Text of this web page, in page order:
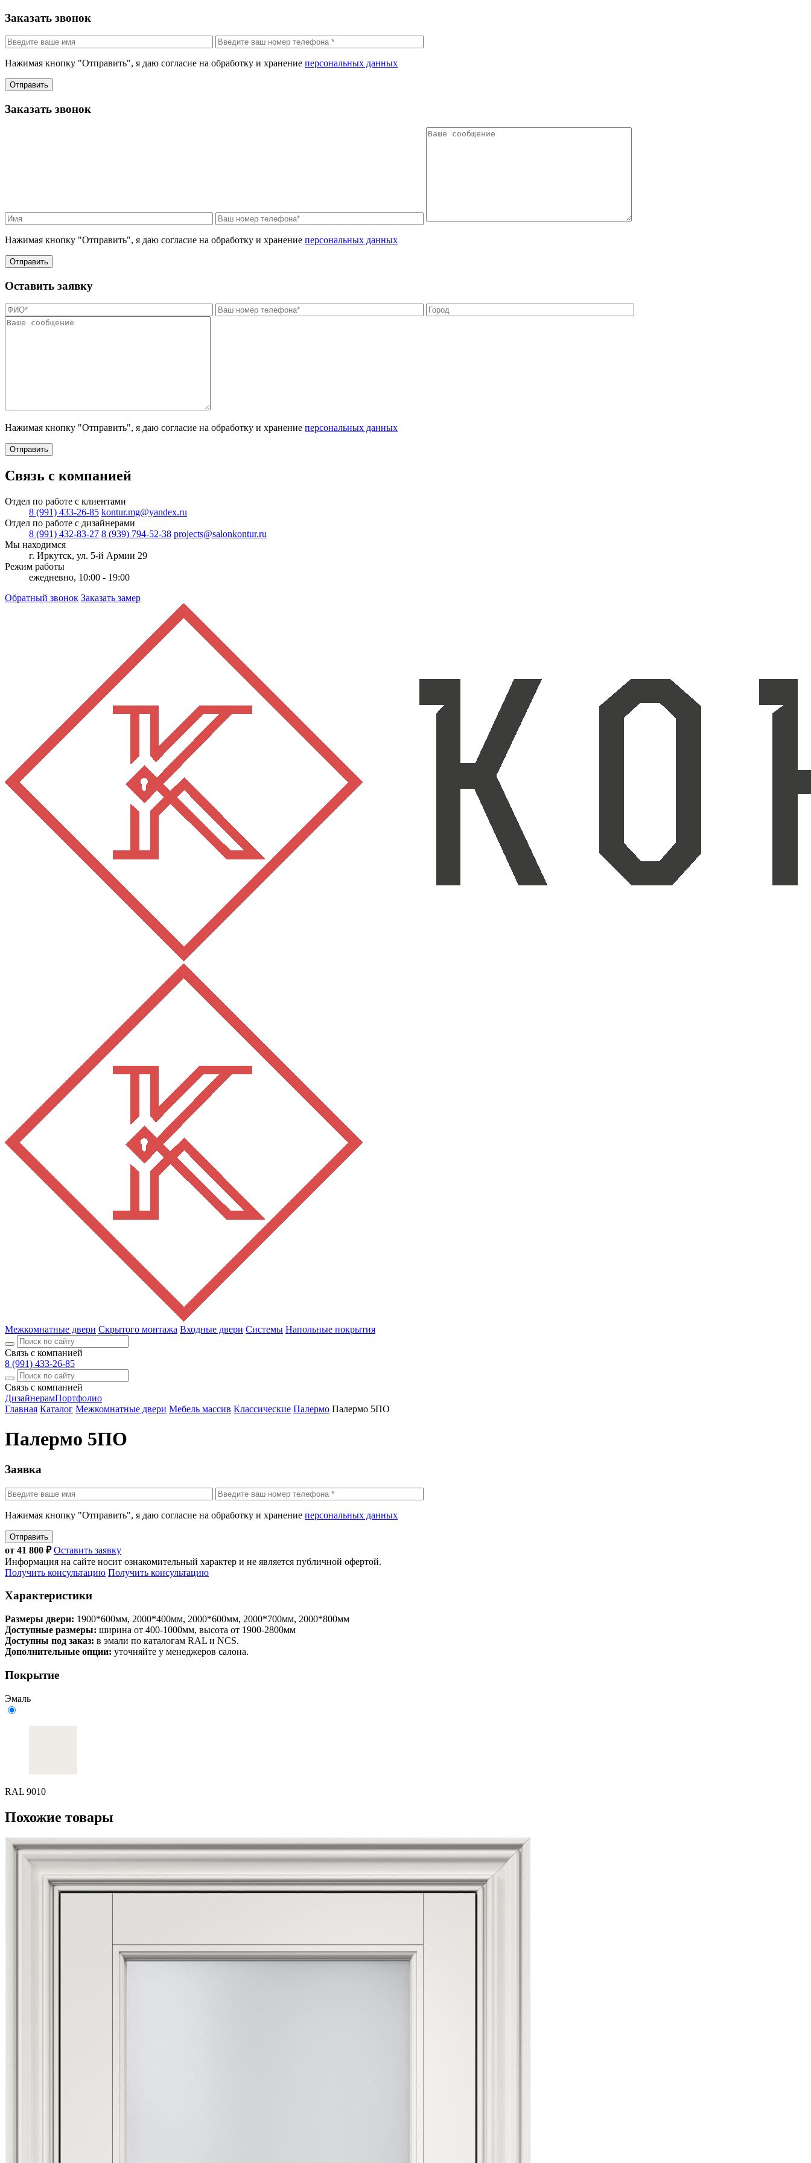
Заказать звонок
Нажимая кнопку "Отправить", я даю согласие на обработку и хранение персональных данных
Отправить
Заказать звонок
Нажимая кнопку "Отправить", я даю согласие на обработку и хранение персональных данных
Отправить
Оставить заявку
Нажимая кнопку "Отправить", я даю согласие на обработку и хранение персональных данных
Отправить
Связь с компанией
Отдел по работе с клиентами
8 (991) 433-26-85 kontur.mg@yandex.ru
Отдел по работе с дизайнерами
8 (991) 432-83-27 8 (939) 794-52-38 projects@salonkontur.ru
Мы находимся
г. Иркутск, ул. 5-й Армии 29
Режим работы
ежедневно, 10:00 - 19:00
Обратный звонок Заказать замер
Межкомнатные двери Скрытого монтажа Входные двери Системы Напольные покрытия
Связь с компанией
8 (991) 433-26-85
Связь с компанией
ДизайнерамПортфолио
Главная Каталог Межкомнатные двери Мебель массив Классические Палермо Палермо 5ПО
Палермо 5ПО
Заявка
Нажимая кнопку "Отправить", я даю согласие на обработку и хранение персональных данных
Отправить
от 41 800 ₽Оставить заявку
Информация на сайте носит ознакомительный характер и не является публичной офертой.
Получить консультацию Получить консультацию
Характеристики
Размеры двери: 1900*600мм, 2000*400мм, 2000*600мм, 2000*700мм, 2000*800мм
Доступные размеры: ширина от 400-1000мм, высота от 1900-2800мм
Доступны под заказ: в эмали по каталогам RAL и NCS.
Дополнительные опции: уточняйте у менеджеров салона.
Покрытие
Эмаль
RAL 9010
Похожие товары